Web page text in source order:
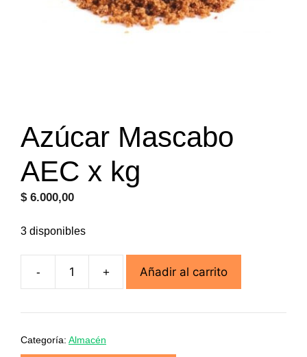
Azúcar Mascabo
AEC x kg
$6.000,00
3 disponibles
-
Azúcar
AEC
+ Añadir al carrito
Categoría: Almacén